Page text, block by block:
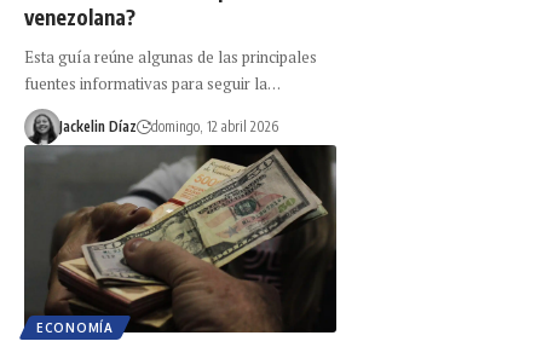
venezolana?
Esta guía reúne algunas de las principales
fuentes informativas para seguir la…
Jackelin Díaz domingo, 12 abril 2026
ECONOMÍA